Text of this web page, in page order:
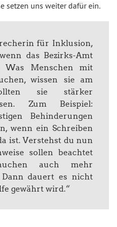
setzen uns weiter dafür ein.
für Inklusion,
das Bezirks-Amt
Menschen mit
wissen sie am
sie stärker
Zum Beispiel:
Behinderungen
wenn ein Schreiben
ist. Verstehst du nun
sollen beachtet
auch mehr
dauert es nicht
gewährt wird.“